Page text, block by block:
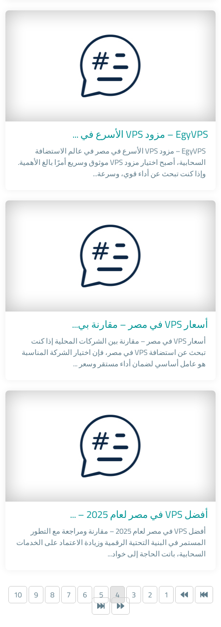
EgyVPS – مزود VPS الأسرع في ...
EgyVPS – مزود VPS الأسرع في مصر في عالم الاستضافة
السحابية، أصبح اختيار مزود VPS موثوق وسريع أمرًا بالغ الأهمية.
وإذا كنت تبحث عن أداء قوي، وسرعة...
أسعار VPS في مصر – مقارنة بي...
أسعار VPS في مصر – مقارنة بين الشركات المحلية إذا كنت
تبحث عن استضافة VPS في مصر، فإن اختيار الشركة المناسبة
هو عامل أساسي لضمان أداء مستقر وسعر ...
أفضل VPS في مصر لعام 2025 – ...
أفضل VPS في مصر لعام 2025 – مقارنة ومراجعة مع التطور
المستمر في البنية التحتية الرقمية وزيادة الاعتماد على الخدمات
السحابية، باتت الحاجة إلى خواد...
1
2
3
4
5
6
7
8
9
10